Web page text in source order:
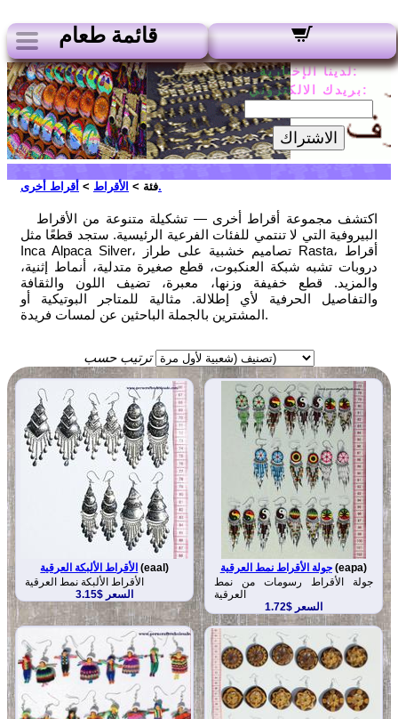
قائمة طعام
لدينا الإخبارية:
بريدك الالكتروني:
الاشتراك
فئة > الأقراط > أقراط أخرى.
اكتشف مجموعة أقراط أخرى — تشكيلة متنوعة من الأقراط
البيروفية التي لا تنتمي للفئات الفرعية الرئيسية. ستجد قطعًا مثل
Inca Alpaca Silver، تصاميم خشبية على طراز Rasta، أقراط
دروبات تشبه شبكة العنكبوت، قطع صغيرة متدلية، أنماط إثنية،
والمزيد. قطع خفيفة وزنها، معبرة، تضيف اللون والثقافة
والتفاصيل الحرفية لأي إطلالة. مثالية للمتاجر البوتيكية أو
المشترين بالجملة الباحثين عن لمسات فريدة.
ترتيب حسب
الأقراط الألبكة العرقية (eaal)
الأقراط الألبكة نمط العرقية
السعر $3.15
جولة الأقراط نمط العرقية(eapa)
جولة الأقراط رسومات من نمط
العرقية
السعر $1.72